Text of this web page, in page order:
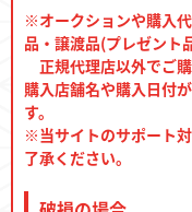
※オークションや購入
品・譲渡品(プレゼント
正規代理店以外でご
購入店舗名や購入日付
す。
※当サイトのサポート
了承ください。